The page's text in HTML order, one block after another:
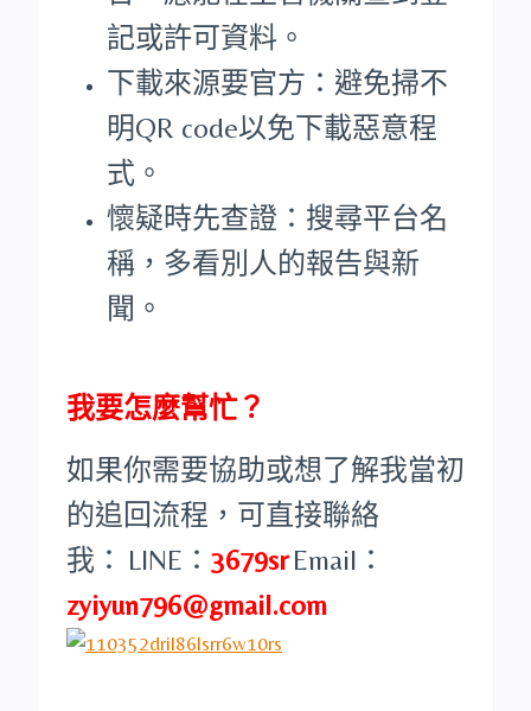
記或許可資料。
下載來源要官方：避免掃不
明QR code以免下載惡意程
式。
懷疑時先查證：搜尋平台名
稱，多看別人的報告與新
聞。
我要怎麼幫忙？
如果你需要協助或想了解我當初
的追回流程，可直接聯絡
我： LINE： 3679sr Email：
zyiyun796@gmail.com